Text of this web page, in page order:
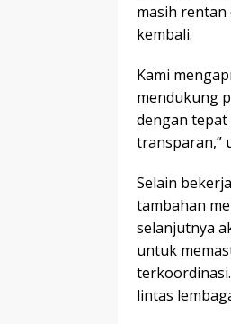
masih
kembali.
Kami
mendukung
dengan tepat
transparan,”
Selain
tambahan
selanjutnya
untuk
lintas